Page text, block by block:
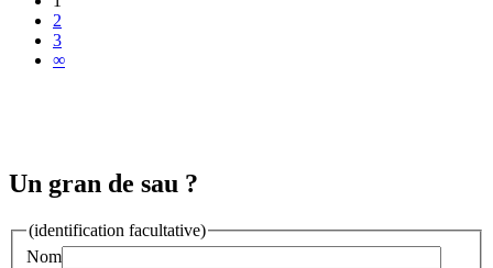
2
3
∞
Un gran de sau ?
(identification facultative)
Nom